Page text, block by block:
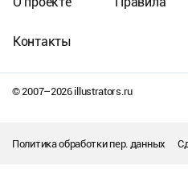
© 2007–2026illustrators.ru
Контакты
Политика обработки пер. данных